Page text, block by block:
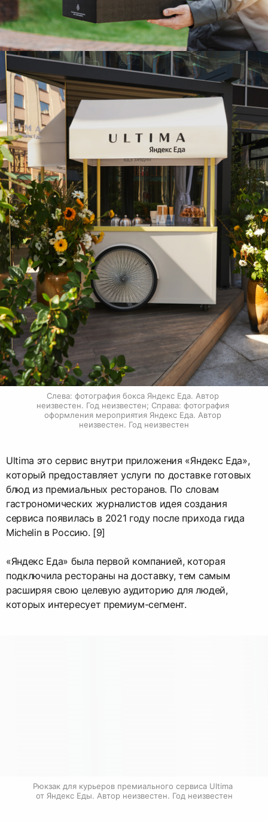
Слева: фотография бокса Яндекс Еда. Автор
неизвестен. Год неизвестен; Справа: фотография
оформления мероприятия Яндекс Еда. Автор
неизвестен. Год неизвестен
Ultima это сервис внутри приложения «Яндекс Еда»,
который предоставляет услуги по доставке готовых
блюд из премиальных ресторанов. По словам
гастрономических журналистов идея создания
сервиса появилась в 2021 году после прихода гида
Michelin в Россию. [9]
«Яндекс Еда» была первой компанией, которая
подключила рестораны на доставку, тем самым
расширяя свою целевую аудиторию для людей,
которых интересует премиум-сегмент.
Рюкзак для курьеров премиального сервиса Ultima
от Яндекс Еды. Автор неизвестен. Год неизвестен